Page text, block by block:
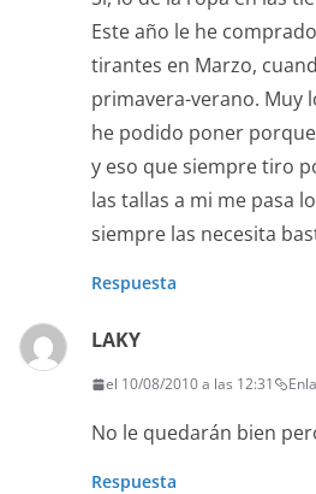
Este año le he
tirantes en Marzo,
primavera-verano. Muy
he podido poner
y eso que siempre tiro
las tallas a mi me pasa
siempre las necesita
Respuesta
LAKY
el 10/08/2010 a las 12:31
No le quedarán bien
Respuesta